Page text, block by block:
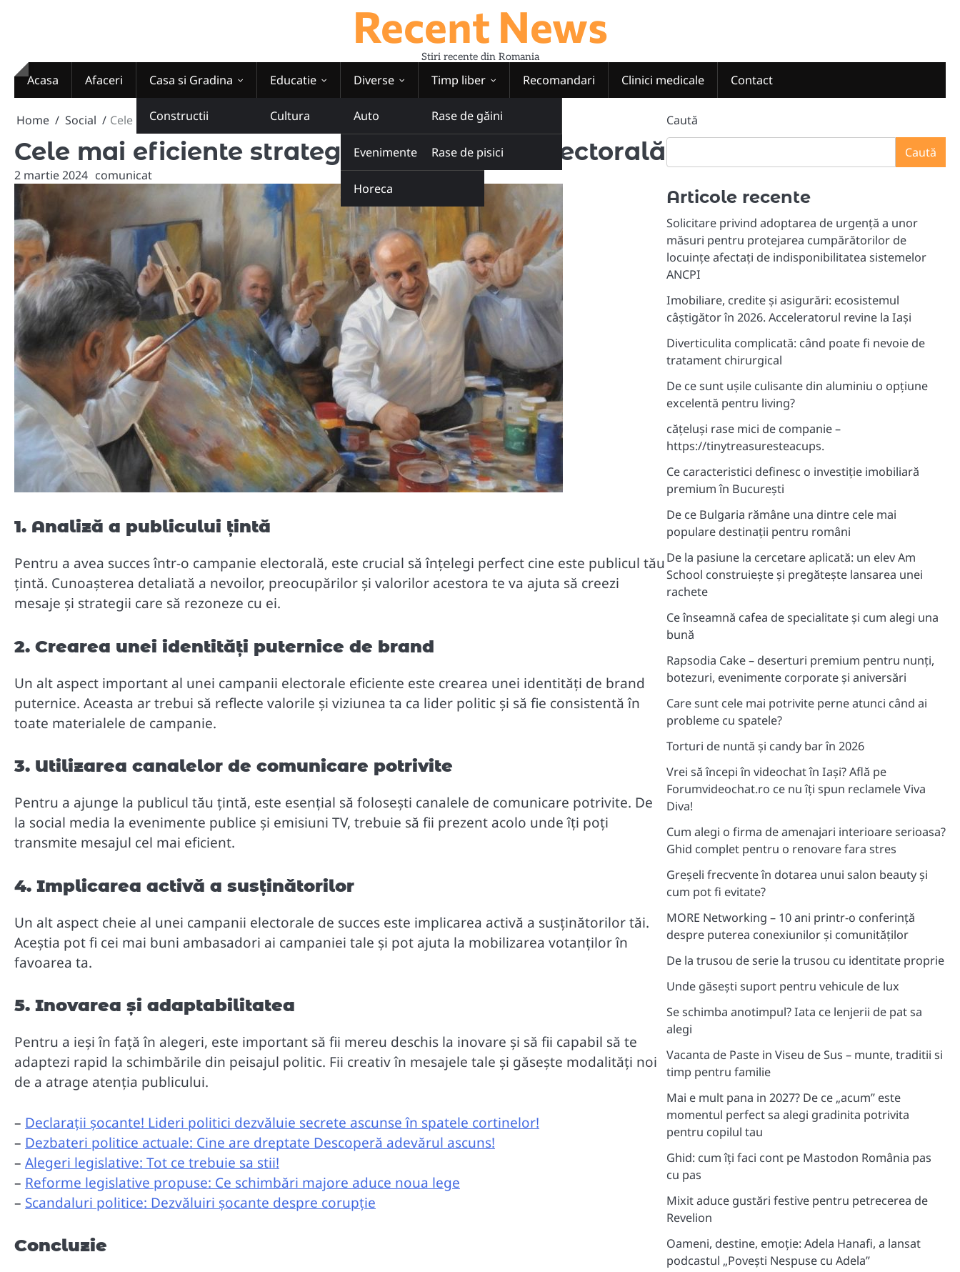
Recent News
Stiri recente din Romania
Acasa Afaceri Casa si Gradina
Constructii
Educatie
Cultura
Diverse
Auto
Evenimente
Horeca
Timp liber
Rase de găini
Rase de pisici
Recomandari Clinici medicale Contact
Home Social Cele mai eficiente strategii de campanie electorală
Cele mai eficiente strategii de campanie electorală
2 martie 2024 comunicat
1. Analiză a publicului țintă
Pentru a avea succes într-o campanie electorală, este crucial să înțelegi perfect cine este publicul tău
țintă. Cunoașterea detaliată a nevoilor, preocupărilor și valorilor acestora te va ajuta să creezi
mesaje și strategii care să rezoneze cu ei.
2. Crearea unei identități puternice de brand
Un alt aspect important al unei campanii electorale eficiente este crearea unei identități de brand
puternice. Aceasta ar trebui să reflecte valorile și viziunea ta ca lider politic și să fie consistentă în
toate materialele de campanie.
3. Utilizarea canalelor de comunicare potrivite
Pentru a ajunge la publicul tău țintă, este esențial să folosești canalele de comunicare potrivite. De
la social media la evenimente publice și emisiuni TV, trebuie să fii prezent acolo unde îți poți
transmite mesajul cel mai eficient.
4. Implicarea activă a susținătorilor
Un alt aspect cheie al unei campanii electorale de succes este implicarea activă a susținătorilor tăi.
Aceștia pot fi cei mai buni ambasadori ai campaniei tale și pot ajuta la mobilizarea votanților în
favoarea ta.
5. Inovarea și adaptabilitatea
Pentru a ieși în față în alegeri, este important să fii mereu deschis la inovare și să fii capabil să te
adaptezi rapid la schimbările din peisajul politic. Fii creativ în mesajele tale și găsește modalități noi
de a atrage atenția publicului.
– Declarații șocante! Lideri politici dezvăluie secrete ascunse în spatele cortinelor!
– Dezbateri politice actuale: Cine are dreptate Descoperă adevărul ascuns!
– Alegeri legislative: Tot ce trebuie sa stii!
– Reforme legislative propuse: Ce schimbări majore aduce noua lege
– Scandaluri politice: Dezvăluiri șocante despre corupție
Concluzie
Caută
Caută
Articole recente
Solicitare privind adoptarea de urgență a unor
măsuri pentru protejarea cumpărătorilor de
locuințe afectați de indisponibilitatea sistemelor
ANCPI
Imobiliare, credite și asigurări: ecosistemul
câștigător în 2026. Acceleratorul revine la Iași
Diverticulita complicată: când poate fi nevoie de
tratament chirurgical
De ce sunt ușile culisante din aluminiu o opțiune
excelentă pentru living?
cățeluși rase mici de companie –
https://tinytreasuresteacups.
Ce caracteristici definesc o investiție imobiliară
premium în București
De ce Bulgaria rămâne una dintre cele mai
populare destinații pentru români
De la pasiune la cercetare aplicată: un elev Am
School construiește și pregătește lansarea unei
rachete
Ce înseamnă cafea de specialitate și cum alegi una
bună
Rapsodia Cake – deserturi premium pentru nunți,
botezuri, evenimente corporate și aniversări
Care sunt cele mai potrivite perne atunci când ai
probleme cu spatele?
Torturi de nuntă și candy bar în 2026
Vrei să începi în videochat în Iași? Află pe
Forumvideochat.ro ce nu îți spun reclamele Viva
Diva!
Cum alegi o firma de amenajari interioare serioasa?
Ghid complet pentru o renovare fara stres
Greșeli frecvente în dotarea unui salon beauty și
cum pot fi evitate?
MORE Networking – 10 ani printr-o conferință
despre puterea conexiunilor și comunităților
De la trusou de serie la trusou cu identitate proprie
Unde găsești suport pentru vehicule de lux
Se schimba anotimpul? Iata ce lenjerii de pat sa
alegi
Vacanta de Paste in Viseu de Sus – munte, traditii si
timp pentru familie
Mai e mult pana in 2027? De ce „acum” este
momentul perfect sa alegi gradinita potrivita
pentru copilul tau
Ghid: cum îți faci cont pe Mastodon România pas
cu pas
Mixit aduce gustări festive pentru petrecerea de
Revelion
Oameni, destine, emoție: Adela Hanafi, a lansat
podcastul „Povești Nespuse cu Adela”